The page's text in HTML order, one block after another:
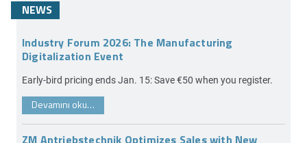
NEWS
Industry Forum 2026: The Manufacturing
Digitalization Event
Early-bird pricing ends Jan. 15: Save €50 when you register.
Devamını oku…
ZM Antriebstechnik Optimizes Sales with New